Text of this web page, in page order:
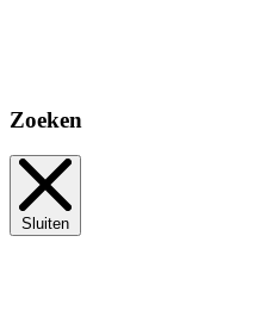
Zoeken
Sluiten